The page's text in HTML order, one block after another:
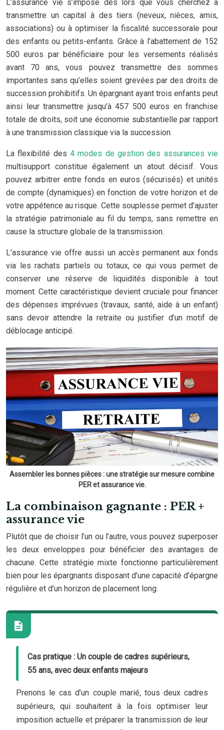
L’assurance vie s’impose dès lors que vous cherchez à
transmettre un capital à des tiers (neveux, nièces, amis,
associations) ou à optimiser la fiscalité successorale pour
des enfants ou petits-enfants. Grâce à l’abattement de 152
500 euros par bénéficiaire pour les versements réalisés
avant 70 ans, vous pouvez transmettre des sommes
importantes sans qu’elles soient grevées par des droits de
succession prohibitifs. Un épargnant ayant trois enfants peut
ainsi leur transmettre jusqu’à 457 500 euros en franchise
totale de droits, soit une économie substantielle par rapport
à une transmission classique via la succession.
La flexibilité des 4 modes de gestion des assurances vie
multisupport constitue également un atout décisif. Vous
pouvez arbitrer entre fonds en euros (sécurisés) et unités
de compte (dynamiques) en fonction de votre horizon et de
votre appétence au risque. Cette souplesse permet d’ajuster
la stratégie patrimoniale au fil du temps, sans remettre en
cause la structure globale de la transmission.
L’assurance vie offre aussi un accès permanent aux fonds
via les rachats partiels ou totaux, ce qui vous permet de
conserver une réserve de liquidités disponible à tout
moment. Cette caractéristique devient cruciale pour financer
des dépenses imprévues (travaux, santé, aide à un enfant)
sans devoir attendre la retraite ou justifier d’un motif de
déblocage anticipé.
Assembler les bonnes pièces : une stratégie sur mesure combine
PER et assurance vie.
La combinaison gagnante : PER +
assurance vie
Plutôt que de choisir l’un ou l’autre, vous pouvez superposer
les deux enveloppes pour bénéficier des avantages de
chacune. Cette stratégie mixte fonctionne particulièrement
bien pour les épargnants disposant d’une capacité d’épargne
régulière et d’un horizon de placement long.
Cas pratique : Un couple de cadres supérieurs,
55 ans, avec deux enfants majeurs
Prenons le cas d’un couple marié, tous deux cadres
supérieurs, qui souhaitent à la fois optimiser leur
imposition actuelle et préparer la transmission de leur